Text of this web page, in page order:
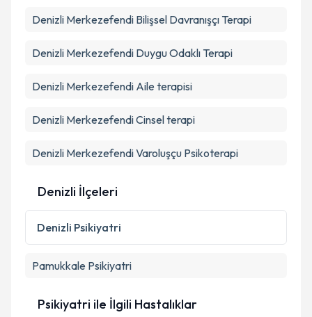
kapsamda işlenmesini kabul ediyorum.
Denizli Merkezefendi Bilişsel Davranışçı Terapi
Denizli Merkezefendi Duygu Odaklı Terapi
Denizli Merkezefendi Aile terapisi
Denizli Merkezefendi Cinsel terapi
Denizli Merkezefendi Varoluşçu Psikoterapi
Denizli İlçeleri
Denizli Psikiyatri
Pamukkale Psikiyatri
Psikiyatri ile İlgili Hastalıklar